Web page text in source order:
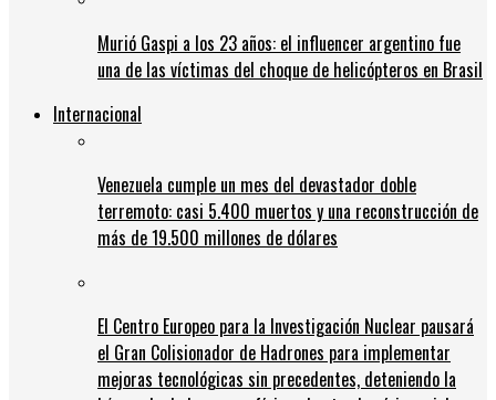
Murió Gaspi a los 23 años: el influencer argentino fue
una de las víctimas del choque de helicópteros en Brasil
Internacional
Venezuela cumple un mes del devastador doble
terremoto: casi 5.400 muertos y una reconstrucción de
más de 19.500 millones de dólares
El Centro Europeo para la Investigación Nuclear pausará
el Gran Colisionador de Hadrones para implementar
mejoras tecnológicas sin precedentes, deteniendo la